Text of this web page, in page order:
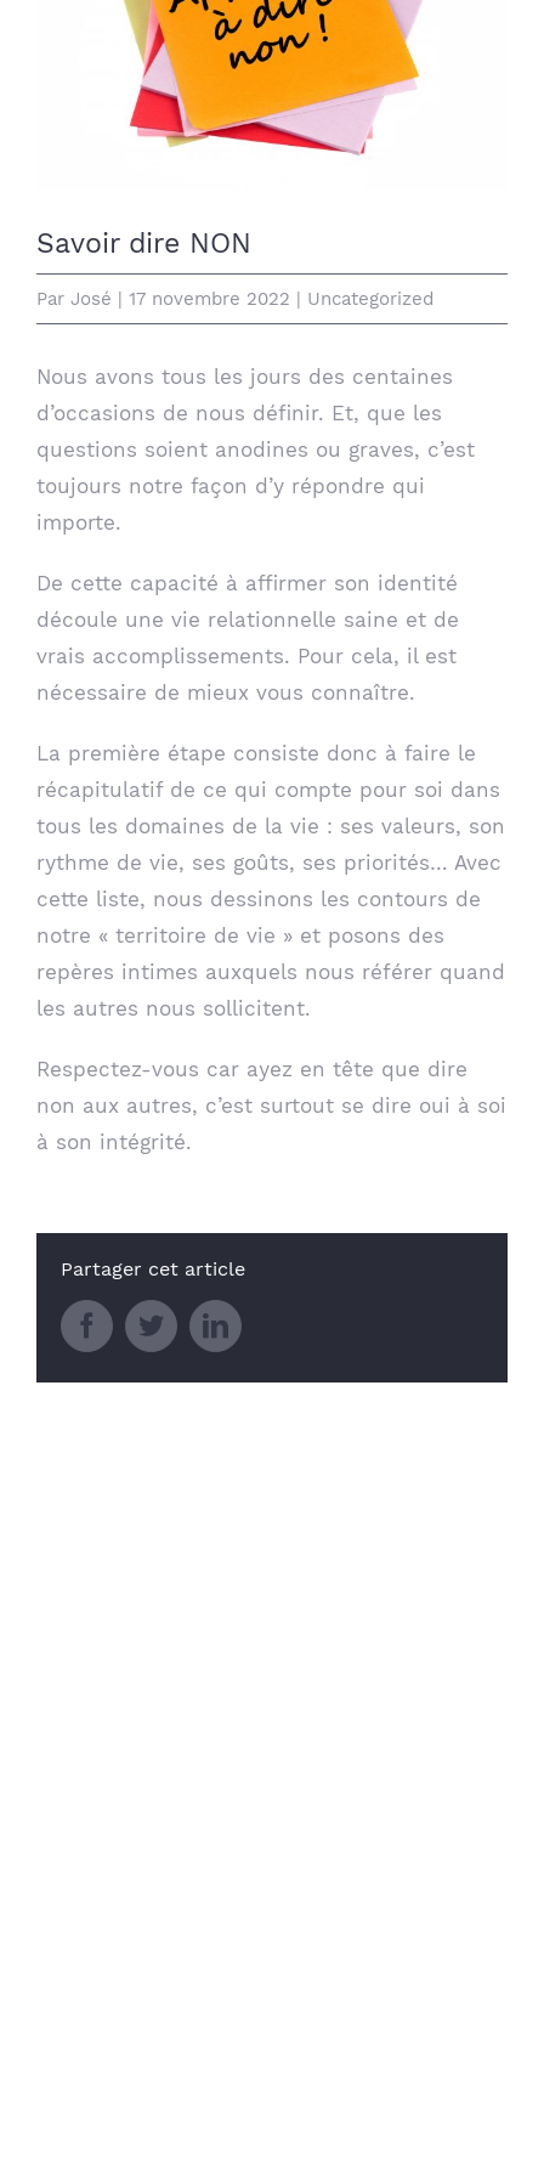
Savoir dire NON
Par José | 17 novembre 2022 | Uncategorized
Nous avons tous les jours des centaines
d’occasions de nous définir. Et, que les
questions soient anodines ou graves, c’est
toujours notre façon d’y répondre qui
importe.
De cette capacité à affirmer son identité
découle une vie relationnelle saine et de
vrais accomplissements. Pour cela, il est
nécessaire de mieux vous connaître.
La première étape consiste donc à faire le
récapitulatif de ce qui compte pour soi dans
tous les domaines de la vie : ses valeurs, son
rythme de vie, ses goûts, ses priorités… Avec
cette liste, nous dessinons les contours de
notre « territoire de vie » et posons des
repères intimes auxquels nous référer quand
les autres nous sollicitent.
Respectez-vous car ayez en tête que dire
non aux autres, c’est surtout se dire oui à soi
à son intégrité.
Partager cet article
FacebookTwitterLinkedIn